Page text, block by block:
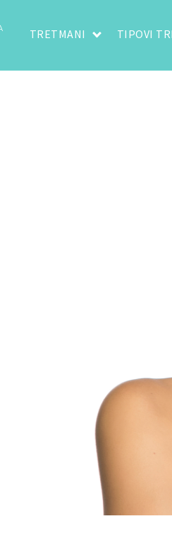
TRETMANI TIPOVI